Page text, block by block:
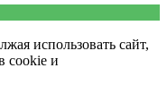
использовать сайт,
cookie и